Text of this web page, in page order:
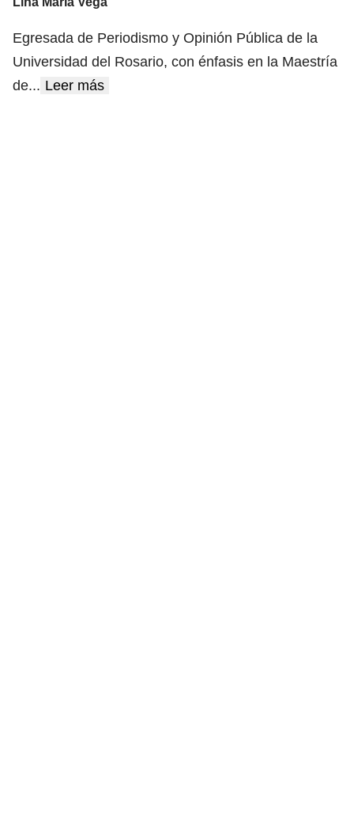
Egresada de Periodismo y Opinión Pública de la
Universidad del Rosario, con énfasis en la Maestría
de... Leer más